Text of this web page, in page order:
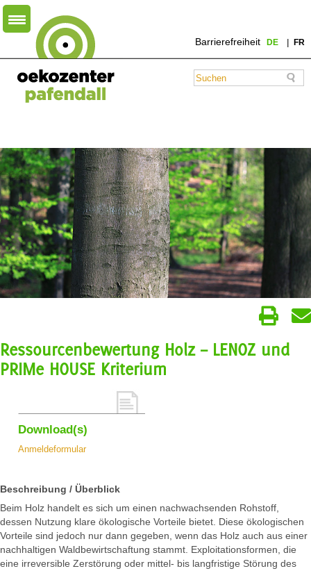
Barrierefreiheit DE FR
Ressourcenbewertung Holz – LENOZ und
PRIMe HOUSE Kriterium
Download(s)
Anmeldeformular
Beschreibung / Überblick
Beim Holz handelt es sich um einen nachwachsenden Rohstoff,
dessen Nutzung klare ökologische Vorteile bietet. Diese ökologischen
Vorteile sind jedoch nur dann gegeben, wenn das Holz auch aus einer
nachhaltigen Waldbewirtschaftung stammt. Exploitationsformen, die
eine irreversible Zerstörung oder mittel- bis langfristige Störung des